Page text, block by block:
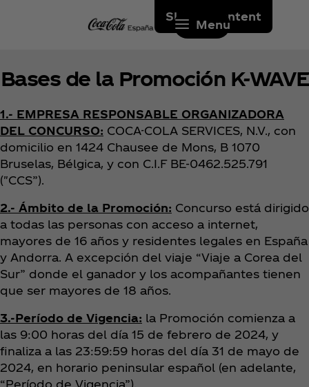
Skip to content
Menu
Bases de la Promoción K-WAVE
1.- EMPRESA RESPONSABLE ORGANIZADORA
DEL CONCURSO: COCA-COLA SERVICES, N.V., con
domicilio en 1424 Chausee de Mons, B 1070
Bruselas, Bélgica, y con C.I.F BE-0462.525.791
("CCS”).
2.- Ámbito de la Promoción: Concurso está dirigido
a todas las personas con acceso a internet,
mayores de 16 años y residentes legales en España
y Andorra. A excepción del viaje “Viaje a Corea del
Sur” donde el ganador y los acompañantes tienen
que ser mayores de 18 años.
3.-Período de Vigencia: la Promoción comienza a
las 9:00 horas del día 15 de febrero de 2024, y
finaliza a las 23:59:59 horas del día 31 de mayo de
2024, en horario peninsular español (en adelante,
“Período de Vigencia”).